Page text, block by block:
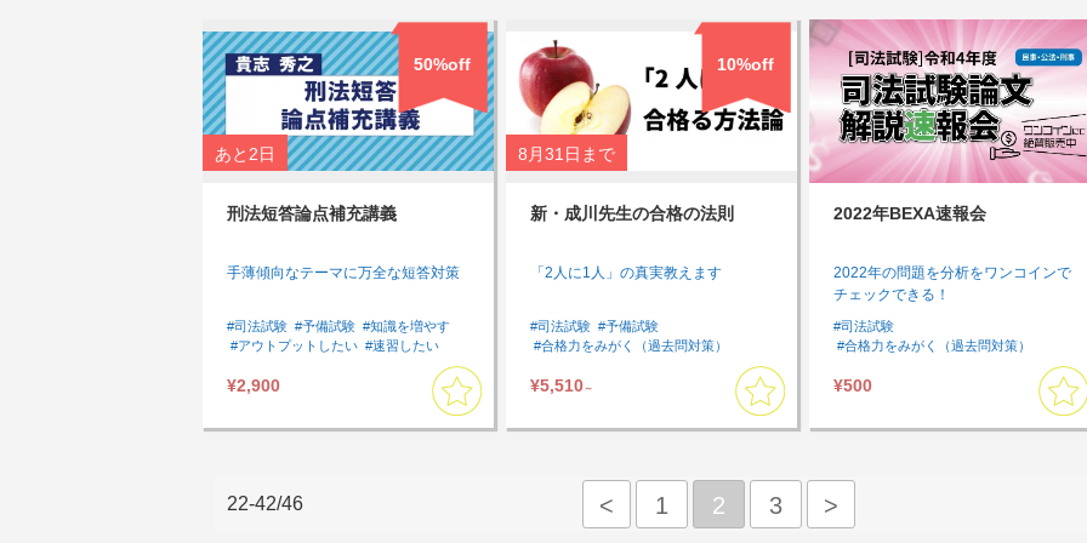
刑法短答論点補充講義
手薄傾向なテーマに万全な短答対策
#司法試験 #予備試験 #知識を増やす
#アウトプットしたい #速習したい
#短答対策講座
50%off
¥2,900
あと 2日
新・成川先生の合格の法則
「2人に1人」の真実教えます
#司法試験 #予備試験
#合格力をみがく（過去問対策）
#通勤・通学中に受講したい
#司法試験に合格するには
10%off
¥5,510 ～
8月31日 まで
2022年BEXA速報会
2022年の問題を分析をワンコインで
チェックできる！
#司法試験
#合格力をみがく（過去問対策）
#通勤・通学中に受講したい
#スキマ時間に受講したい
#速習したい
#商法・会社法
¥500
22-42/46 < 1 2 3 >